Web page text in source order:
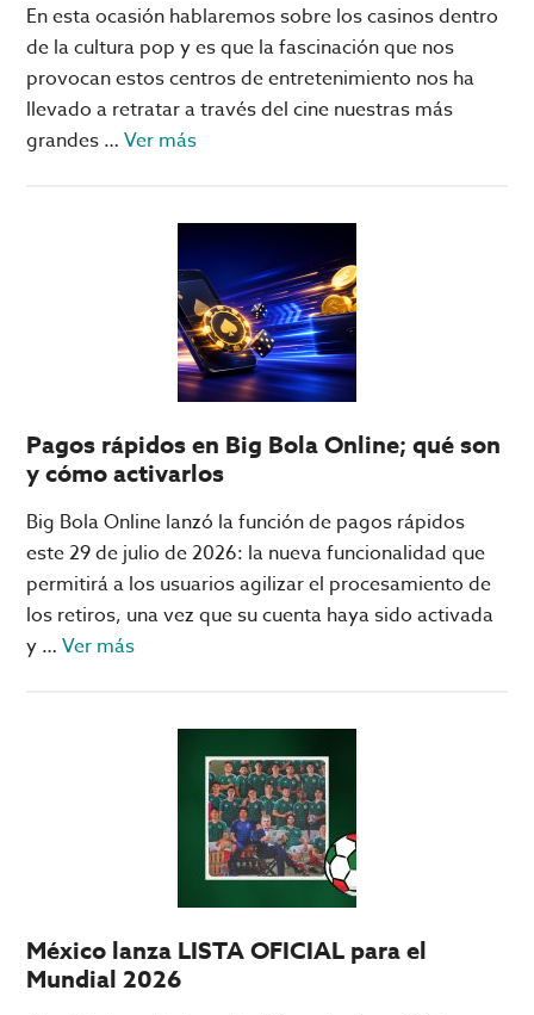
están
en
las
En esta ocasión hablaremos sobre los casinos dentro
de la cultura pop y es que la fascinación que nos
provocan estos centros de entretenimiento nos ha
llevado a retratar a través del cine nuestras más
grandes …Ver másacerca
conoces
esta
película
clásica
sobre
casinos?
Pagos rápidos en Big Bola Online; qué son
y cómo activarlos
Big Bola Online lanzó la función de pagos rápidos
este 29 de julio de 2026: la nueva funcionalidad que
permitirá a los usuarios agilizar el procesamiento de
los retiros, una vez que su cuenta haya sido activada
y …Ver másacerca
rápidos
y
cómo
México lanza LISTA OFICIAL para el
Mundial 2026